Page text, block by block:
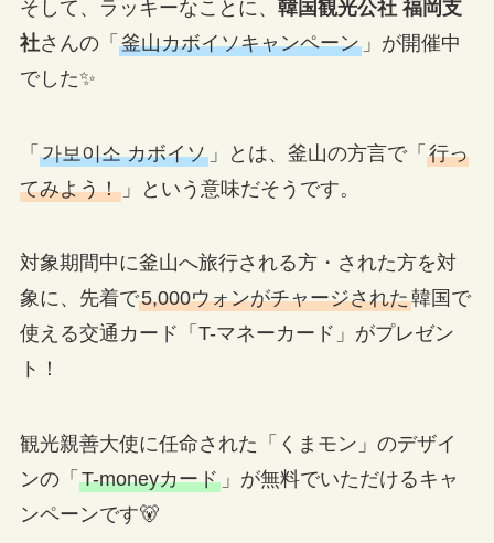
そして、ラッキーなことに、 韓国観光公社 福岡支
社さんの「 釜山カボイソキャンペーン」が開催中
でした✨
「 가보이소 カボイソ」とは、釜山の方言で「 行っ
てみよう！」という意味だそうです。
対象期間中に釜山へ旅行される方・された方を対
象に、先着で5,000ウォンがチャージされた韓国で
使える交通カード「T-マネーカード」がプレゼン
ト！
観光親善大使に任命された「くまモン」のデザイ
ンの「 T-moneyカード」が無料でいただけるキャ
ンペーンです🐻